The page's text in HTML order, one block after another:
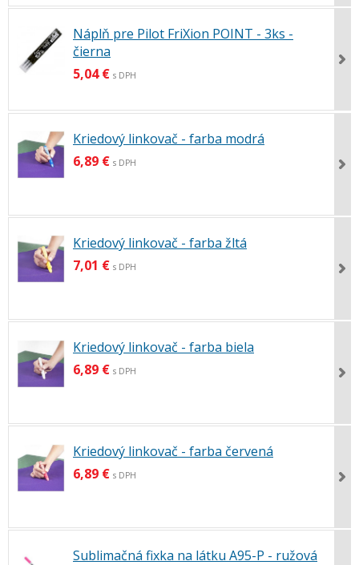
Náplň pre Pilot FriXion POINT - 3ks -
čierna
5,04 € s DPH
Kriedový linkovač - farba modrá
6,89 € s DPH
Kriedový linkovač - farba žltá
7,01 € s DPH
Kriedový linkovač - farba biela
6,89 € s DPH
Kriedový linkovač - farba červená
6,89 € s DPH
Sublimačná fixka na látku A95-P - ružová